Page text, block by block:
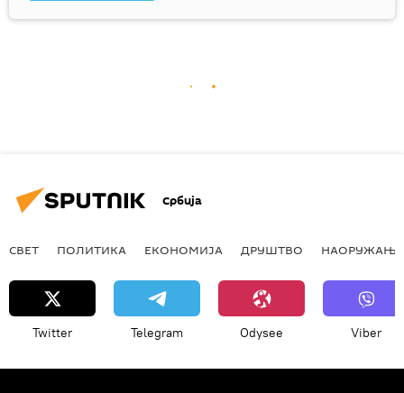
Србија
СВЕТ ПОЛИТИКА ЕКОНОМИЈА ДРУШТВО НАОРУЖАЊЕ
Twitter Telegram Odysee Viber